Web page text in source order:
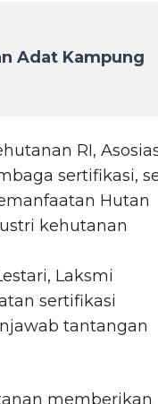
Adat Kampung
RI,
sertifikasi,
Hutan
kehutanan
Laksmi
sertifikasi
tantangan
memberikan